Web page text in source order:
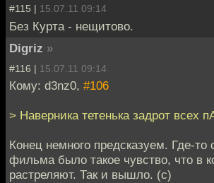
#115 | 15.07.11 09:14
Без Курта - нещитово.
Digriz »
#116 | 15.07.11 09:14
Кому: d3nz0, #106
> Наверника тетенька задрот всех
Конец немного предсказуем. Где-то
фильма было такое чувство, что в
растреляют. Так и вышло. (с)